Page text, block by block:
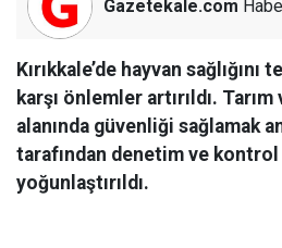
Gazetekale.com
Kırıkkale’de hayvan
karşı önlemler artırıldı. Tarım
alanında güvenliği sağlamak
tarafından denetim ve kontrol
yoğunlaştırıldı.